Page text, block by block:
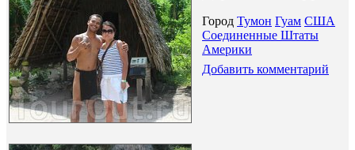
Город Тумон Гуам США
Соединенные Штаты
Америки
Добавить комментарий